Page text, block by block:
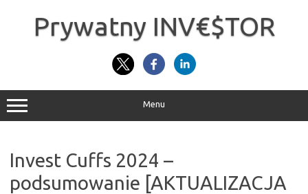
Prywatny INV€$TOR
Menu
Invest Cuffs 2024 –
podsumowanie [AKTUALIZACJA